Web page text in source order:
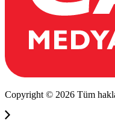
Copyright © 2026 Tüm